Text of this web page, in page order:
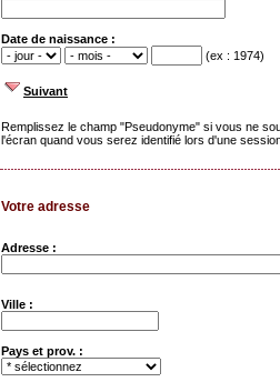
Date de naissance :
(ex : 1974)
Suivant
Remplissez le champ "Pseudonyme" si vous ne
l'écran quand vous serez identifié lors d'une
Votre adresse
Adresse :
Ville :
Pays et prov. :